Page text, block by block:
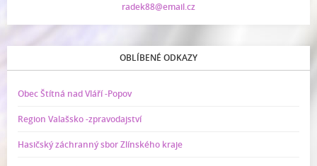
radek88@email.cz
OBLÍBENÉ ODKAZY
Obec Štítná nad Vláří -Popov
Region Valašsko -zpravodajství
Hasičský záchranný sbor Zlínského kraje